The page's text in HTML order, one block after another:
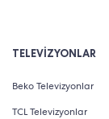
TELEVİZYONLAR
Beko Televizyonlar
TCL Televizyonlar